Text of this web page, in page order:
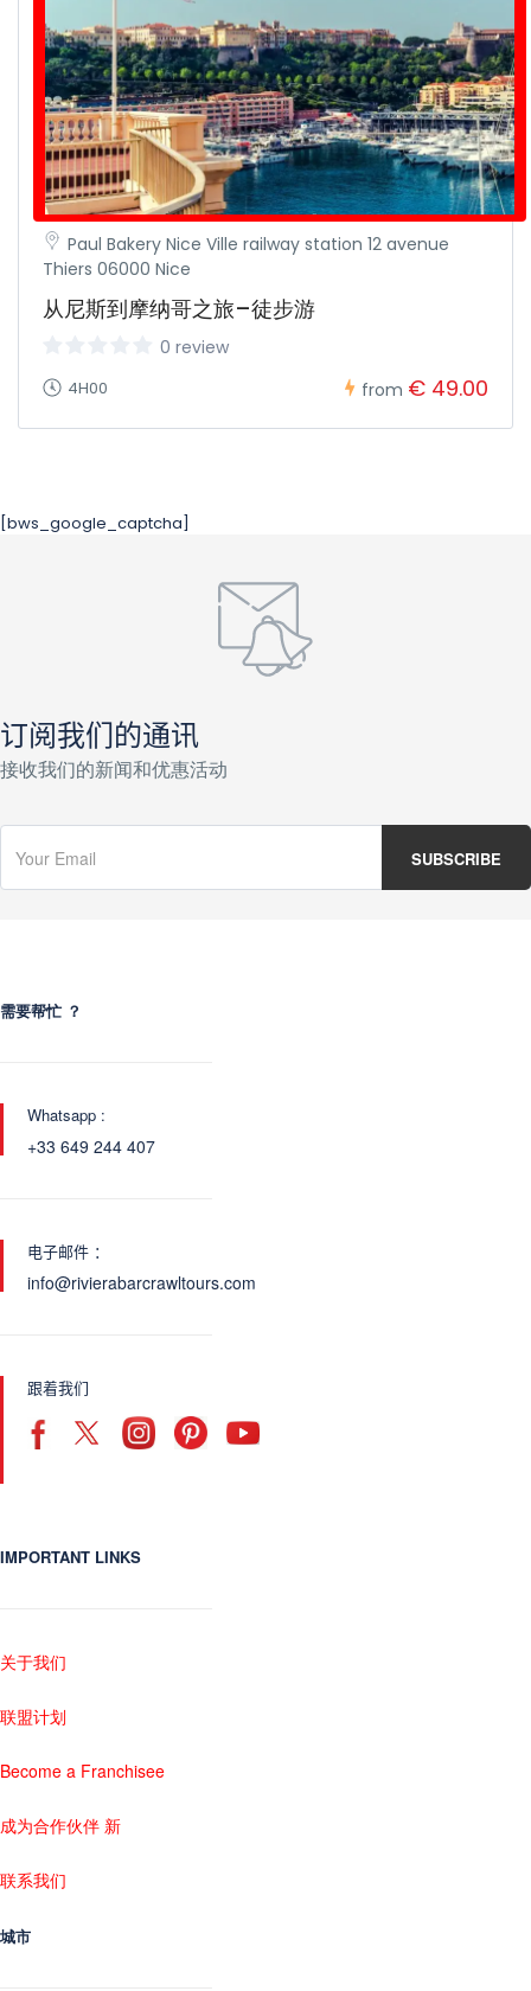
Paul Bakery Nice Ville railway station 12 avenue
Thiers 06000 Nice
从尼斯到摩纳哥之旅–徒步游
0 review
4H00 from € 49.00
[bws_google_captcha]
订阅我们的通讯
接收我们的新闻和优惠活动
需要帮忙 ？
Whatsapp :
+33 649 244 407
电子邮件 ：
info@rivierabarcrawltours.com
跟着我们
IMPORTANT LINKS
关于我们
联盟计划
Become a Franchisee
成为合作伙伴 新
联系我们
城市